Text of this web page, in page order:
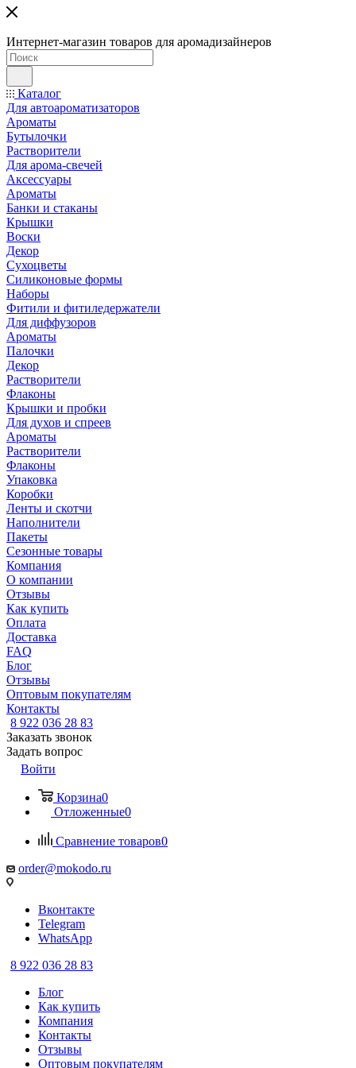
Интернет-магазин товаров для аромадизайнеров
Каталог
Для автоароматизаторов
Ароматы
Бутылочки
Растворители
Для арома-свечей
Аксессуары
Ароматы
Банки и стаканы
Крышки
Воски
Декор
Сухоцветы
Силиконовые формы
Наборы
Фитили и фитиледержатели
Для диффузоров
Ароматы
Палочки
Декор
Растворители
Флаконы
Крышки и пробки
Для духов и спреев
Ароматы
Растворители
Флаконы
Упаковка
Коробки
Ленты и скотчи
Наполнители
Пакеты
Сезонные товары
Компания
О компании
Отзывы
Как купить
Оплата
Доставка
FAQ
Блог
Отзывы
Оптовым покупателям
Контакты
8 922 036 28 83
Заказать звонок
Задать вопрос
Войти
Корзина0
Отложенные0
Сравнение товаров0
order@mokodo.ru
Вконтакте
Telegram
WhatsApp
8 922 036 28 83
Блог
Как купить
Компания
Контакты
Отзывы
Оптовым покупателям